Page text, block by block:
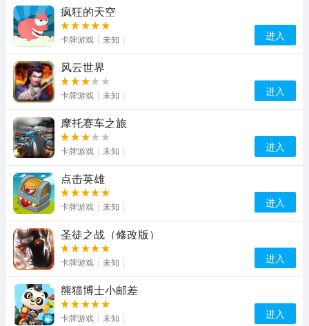
疯狂的天空
卡牌游戏 未知 进入
风云世界
卡牌游戏 未知 进入
摩托赛车之旅
卡牌游戏 未知 进入
点击英雄
卡牌游戏 未知 进入
圣徒之战（修改版）
卡牌游戏 未知 进入
熊猫博士小邮差
卡牌游戏 未知 进入